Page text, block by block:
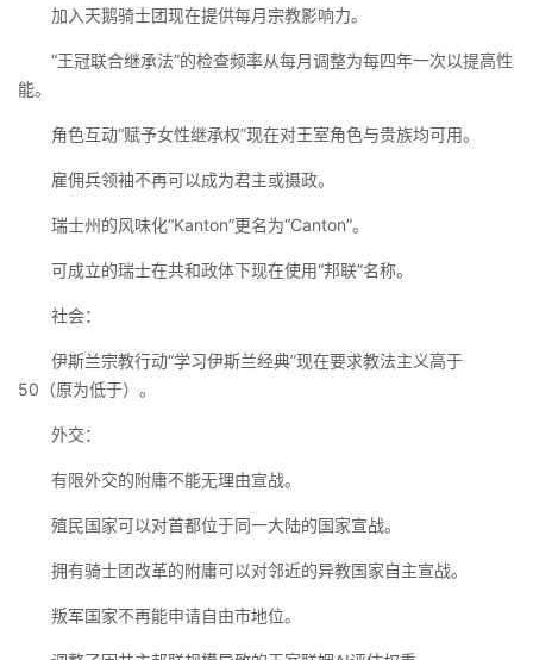
加入天鹅骑士团现在提供每月宗教影响力。
“王冠联合继承法”的检查频率从每月调整为每四年一次以提高性
能。
角色互动“赋予女性继承权”现在对王室角色与贵族均可用。
雇佣兵领袖不再可以成为君主或摄政。
瑞士州的风味化“Kanton”更名为“Canton”。
可成立的瑞士在共和政体下现在使用“邦联”名称。
社会：
伊斯兰宗教行动“学习伊斯兰经典”现在要求教法主义高于
50（原为低于）。
外交：
有限外交的附庸不能无理由宣战。
殖民国家可以对首都位于同一大陆的国家宣战。
拥有骑士团改革的附庸可以对邻近的异教国家自主宣战。
叛军国家不再能申请自由市地位。